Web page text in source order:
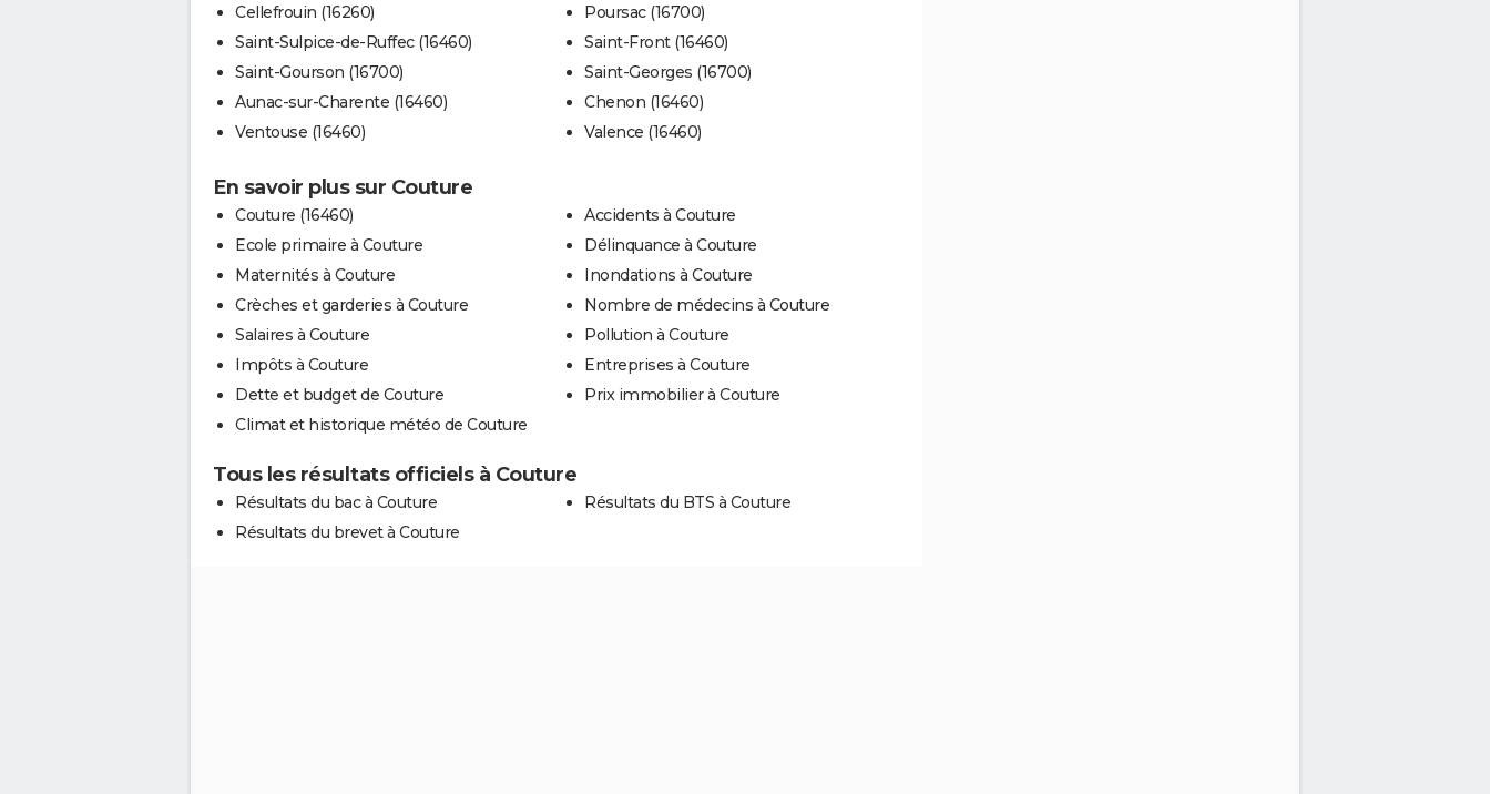
Cellefrouin (16260)
Saint-Sulpice-de-Ruffec (16460)
Saint-Gourson (16700)
Aunac-sur-Charente (16460)
Ventouse (16460)
Poursac (16700)
Saint-Front (16460)
Saint-Georges (16700)
Chenon (16460)
Valence (16460)
En savoir plus sur Couture
Couture (16460)
Ecole primaire à Couture
Maternités à Couture
Crèches et garderies à Couture
Salaires à Couture
Impôts à Couture
Dette et budget de Couture
Climat et historique météo de Couture
Accidents à Couture
Délinquance à Couture
Inondations à Couture
Nombre de médecins à Couture
Pollution à Couture
Entreprises à Couture
Prix immobilier à Couture
Tous les résultats officiels à Couture
Résultats du bac à Couture
Résultats du brevet à Couture
Résultats du BTS à Couture